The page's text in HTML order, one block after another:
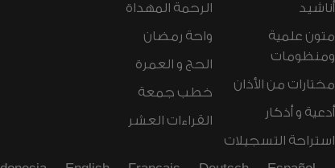
أناشيد
متون علمية
ومنظومات
مختارات من الأذان
أدعية و أذكار
استراحة التسجيلات
الرحمة المهداة
واحة رمضان
الحج و العمرة
خطب جمعة
القراءات العشر